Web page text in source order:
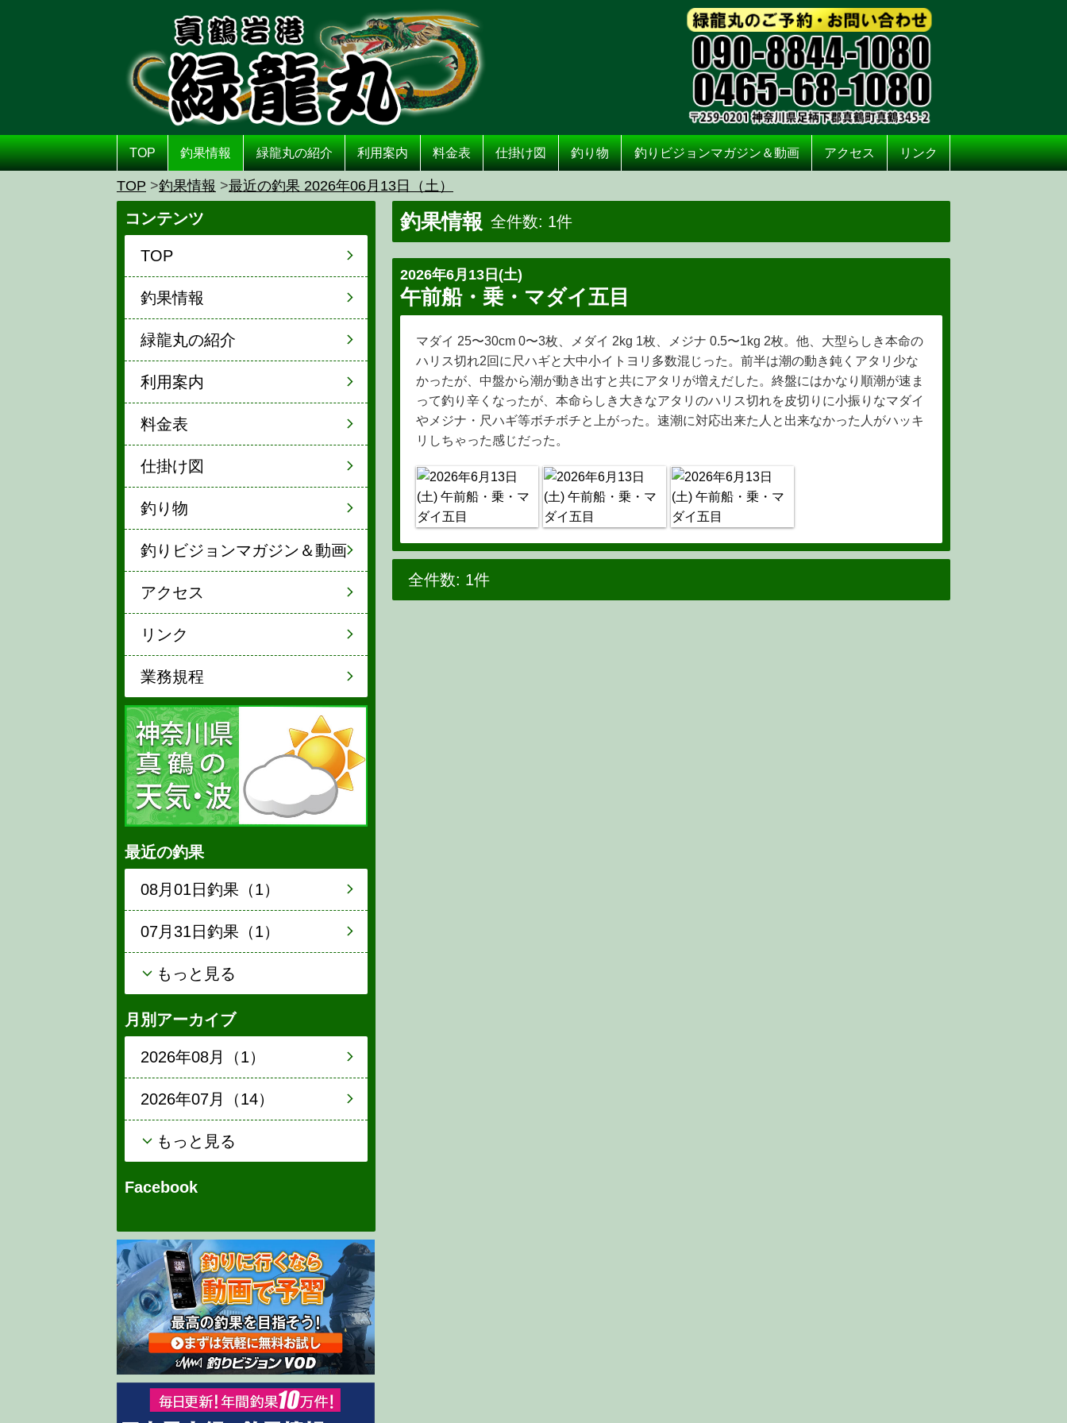
TOP 釣果情報 緑龍丸の紹介 利用案内 料金表 仕掛け図 釣り物 釣りビジョンマガジン＆動画 アクセス リンク
TOP 釣果情報 最近の釣果 2026年06月13日（土）
釣果情報 全件数: 1件
2026年6月13日(土)
午前船・乗・マダイ五目
マダイ 25〜30cm 0〜3枚、メダイ 2kg 1枚、メジナ 0.5〜1kg 2枚。他、大型らしき本命の
ハリス切れ2回に尺ハギと大中小イトヨリ多数混じった。前半は潮の動き鈍くアタリ少な
かったが、中盤から潮が動き出すと共にアタリが増えだした。終盤にはかなり順潮が速ま
って釣り辛くなったが、本命らしき大きなアタリのハリス切れを皮切りに小振りなマダイ
やメジナ・尺ハギ等ボチボチと上がった。速潮に対応出来た人と出来なかった人がハッキ
リしちゃった感じだった。
全件数: 1件
コンテンツ
TOP
釣果情報
緑龍丸の紹介
利用案内
料金表
仕掛け図
釣り物
釣りビジョンマガジン＆動画
アクセス
リンク
業務規程
最近の釣果
08月01日釣果（1）
07月31日釣果（1）
もっと見る
月別アーカイブ
2026年08月（1）
2026年07月（14）
もっと見る
Facebook